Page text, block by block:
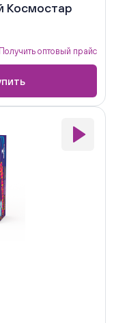
Космостар
Получить оптовый прайс